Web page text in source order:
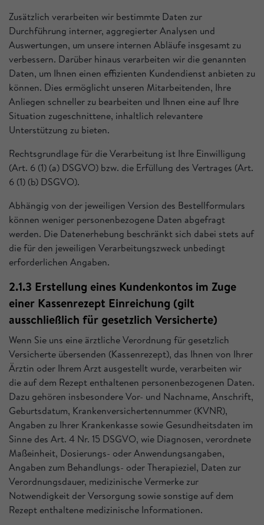
Zusätzlich verarbeiten wir bestimmte Daten zur
Durchführung interner, aggregierter Analysen und
Auswertungen, um unsere internen Abläufe insgesamt zu
verbessern. Darüber hinaus verarbeiten wir die genannten
Daten, um Ihnen einen effizienten Kundendienst anbieten zu
können. Dies ermöglicht unseren Mitarbeitenden, Ihre
Anliegen schneller zu bearbeiten und Ihnen eine auf Ihre
Situation zugeschnittene, inhaltlich relevantere
Unterstützung zu bieten.
Rechtsgrundlage für die Verarbeitung ist Ihre Einwilligung
(Art. 6 (1) (a) DSGVO) bzw. die Erfüllung des Vertrages (Art.
6 (1) (b) DSGVO).
Abhängig von der jeweiligen Version des Bestellformulars
können weniger personenbezogene Daten abgefragt
werden. Die Datenerhebung beschränkt sich dabei stets auf
die für den jeweiligen Verarbeitungszweck unbedingt
erforderlichen Angaben.
2.1.3 Erstellung eines Kundenkontos im Zuge
einer Kassenrezept Einreichung (gilt
ausschließlich für gesetzlich Versicherte)
Wenn Sie uns eine ärztliche Verordnung für gesetzlich
Versicherte übersenden (Kassenrezept), das Ihnen von Ihrer
Ärztin oder Ihrem Arzt ausgestellt wurde, verarbeiten wir
die auf dem Rezept enthaltenen personenbezogenen Daten.
Dazu gehören insbesondere Vor- und Nachname, Anschrift,
Geburtsdatum, Krankenversichertennummer (KVNR),
Angaben zu Ihrer Krankenkasse sowie Gesundheitsdaten im
Sinne des Art. 4 Nr. 15 DSGVO, wie Diagnosen, verordnete
Maßeinheit, Dosierungs- oder Anwendungsangaben,
Angaben zum Behandlungs- oder Therapieziel, Daten zur
Verordnungsdauer, medizinische Vermerke zur
Notwendigkeit der Versorgung sowie sonstige auf dem
Rezept enthaltene medizinische Informationen.